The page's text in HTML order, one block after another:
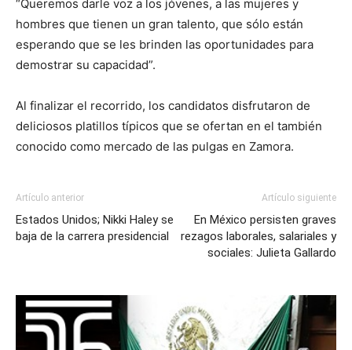
“Queremos darle voz a los jóvenes, a las mujeres y
hombres que tienen un gran talento, que sólo están
esperando que se les brinden las oportunidades para
demostrar su capacidad”.
Al finalizar el recorrido, los candidatos disfrutaron de
deliciosos platillos típicos que se ofertan en el también
conocido como mercado de las pulgas en Zamora.
Artículo anterior
Estados Unidos; Nikki Haley se
baja de la carrera presidencial
Artículo siguiente
En México persisten graves
rezagos laborales, salariales y
sociales: Julieta Gallardo